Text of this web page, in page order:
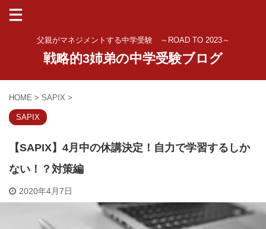
父親がマネジメントする中学受験 ～ROAD TO 2023～
戦略的3姉弟の中学受験ブログ
HOME > SAPIX >
SAPIX
【SAPIX】4月中の休講決定！自力で学習するしか
ない！？対策編
2020年4月7日